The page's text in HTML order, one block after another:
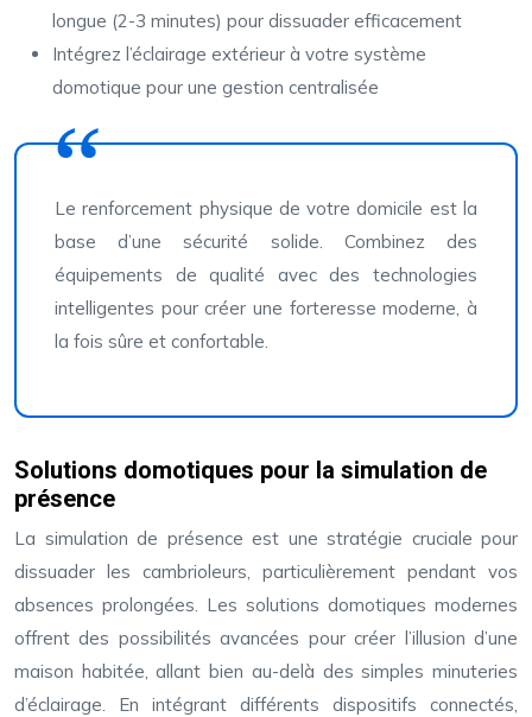
longue (2-3 minutes) pour dissuader efficacement
Intégrez l’éclairage extérieur à votre système
domotique pour une gestion centralisée
Le renforcement physique de votre domicile est la
base d’une sécurité solide. Combinez des
équipements de qualité avec des technologies
intelligentes pour créer une forteresse moderne, à
la fois sûre et confortable.
Solutions domotiques pour la simulation de
présence
La simulation de présence est une stratégie cruciale pour
dissuader les cambrioleurs, particulièrement pendant vos
absences prolongées. Les solutions domotiques modernes
offrent des possibilités avancées pour créer l’illusion d’une
maison habitée, allant bien au-delà des simples minuteries
d’éclairage. En intégrant différents dispositifs connectés,